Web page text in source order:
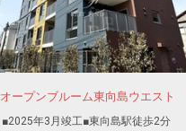
オープンブルーム東向島ウエスト
■2025年3月竣工■東向島駅徒歩2分